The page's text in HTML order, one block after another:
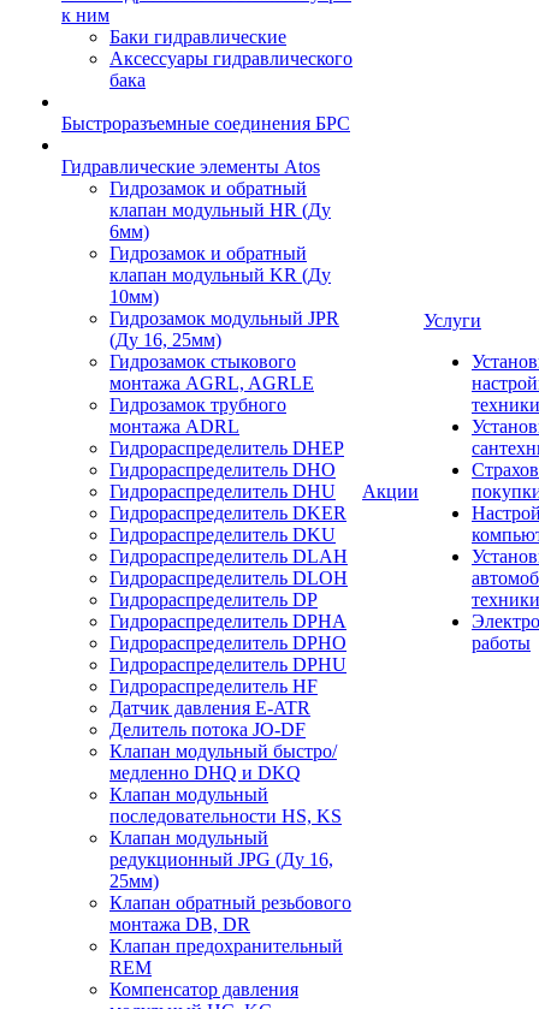
к ним
Баки гидравлические
Аксессуары гидравлического
бака
Быстроразъемные соединения БРС
Гидравлические элементы Atos
Гидрозамок и обратный
клапан модульный HR (Ду
6мм)
Гидрозамок и обратный
клапан модульный KR (Ду
10мм)
Гидрозамок модульный JPR
(Ду 16, 25мм)
Гидрозамок стыкового
монтажа AGRL, AGRLE
Гидрозамок трубного
монтажа ADRL
Гидрораспределитель DHEP
Гидрораспределитель DHO
Гидрораспределитель DHU
Гидрораспределитель DKER
Гидрораспределитель DKU
Гидрораспределитель DLAH
Гидрораспределитель DLOH
Гидрораспределитель DP
Гидрораспределитель DPHA
Гидрораспределитель DPHO
Гидрораспределитель DPHU
Гидрораспределитель HF
Датчик давления E-ATR
Делитель потока JO-DF
Клапан модульный быстро/
медленно DHQ и DKQ
Клапан модульный
последовательности HS, KS
Клапан модульный
редукционный JPG (Ду 16,
25мм)
Клапан обратный резьбового
монтажа DB, DR
Клапан предохранительный
REM
Компенсатор давления
Акции
Услуги
техники
техники
работы